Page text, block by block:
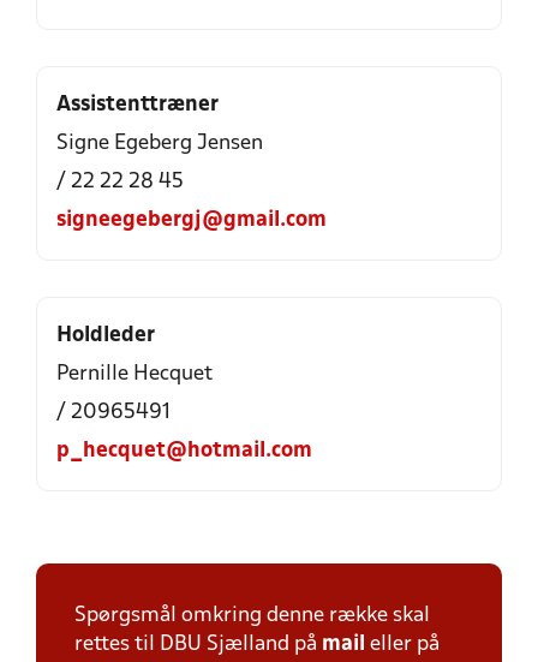
Assistenttræner
Signe Egeberg Jensen
/ 22 22 28 45
signeegebergj@gmail.com
Holdleder
Pernille Hecquet
/ 20965491
p_hecquet@hotmail.com
Spørgsmål omkring denne række skal
rettes til DBU Sjælland på mail eller på